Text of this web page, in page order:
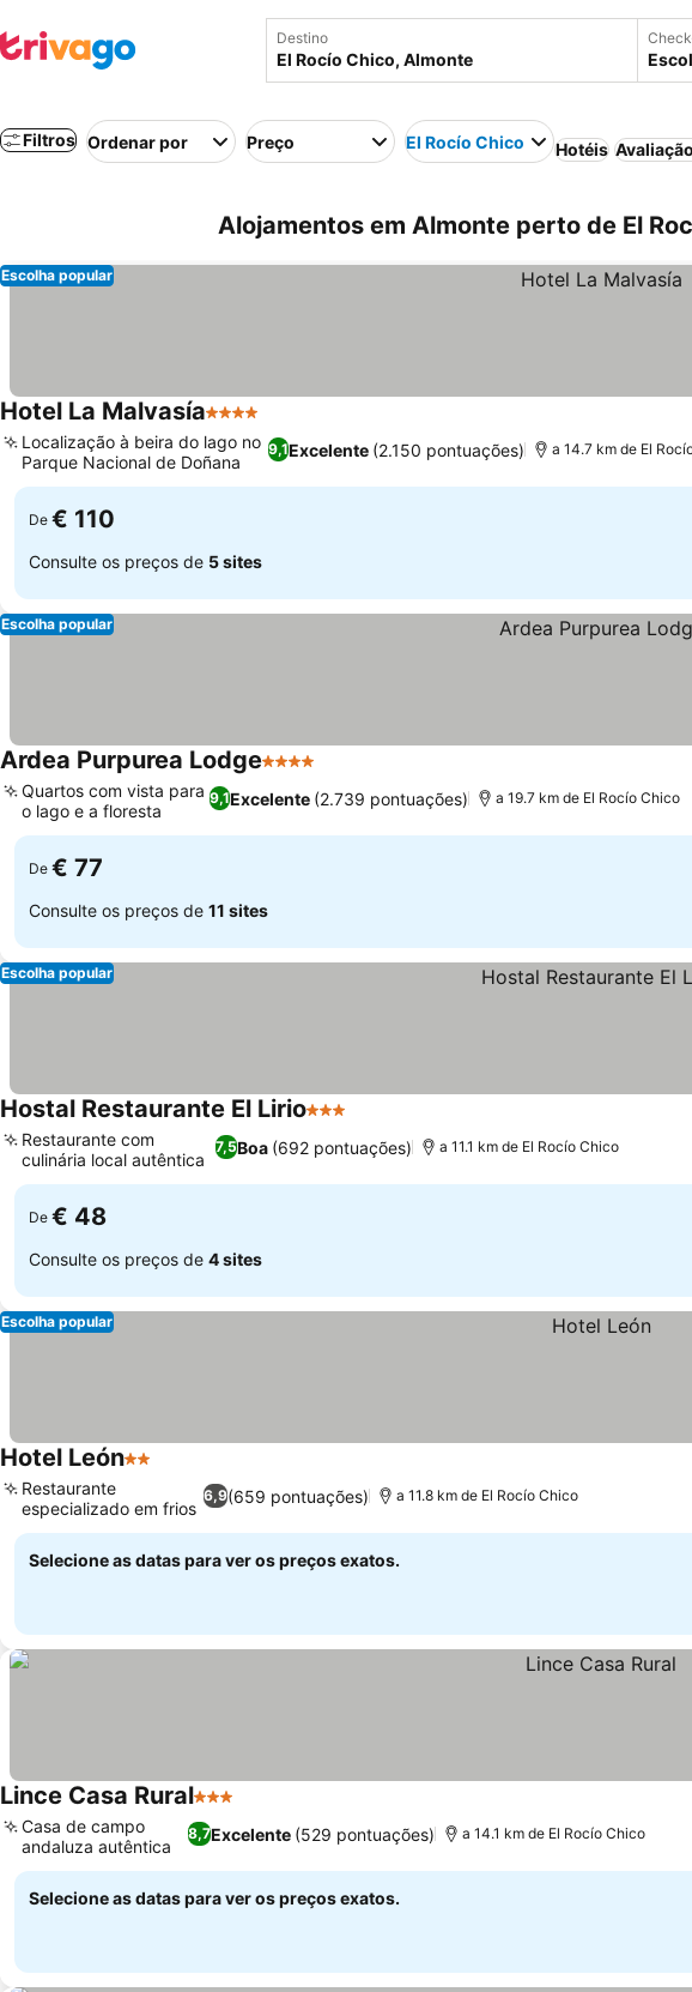
Destino
Filtros Ordenar por Preço El Rocío Chico Hotéis
Alojamentos em Almonte perto de El
Escolha popular
Hotel La Malvasía4 Estrelas
9,1Excelente (2.150 pontuações)
Localização à beira do lago no
Parque Nacional de Doñana
a 14.7 km de El
De € 110
Consulte os preços de 5 sites
Escolha popular
Ardea Purpurea Lodge4 Estrelas
9,1Excelente (2.739 pontuações)
Quartos com vista para
o lago e a floresta
a 19.7 km de El Rocío Chico
De € 77
Consulte os preços de 11 sites
Escolha popular
Hostal Restaurante El Lirio3 Estrelas
7,5Boa (692 pontuações)
Restaurante com
culinária local autêntica
a 11.1 km de El Rocío Chico
De € 48
Consulte os preços de 4 sites
Escolha popular
Hotel León2 Estrelas
6,9(659 pontuações)
Restaurante
especializado em frios
a 11.8 km de El Rocío Chico
Selecione as datas para ver os preços exatos.
Lince Casa Rural3 Estrelas
8,7Excelente (529 pontuações)
Casa de campo
andaluza autêntica
a 14.1 km de El Rocío Chico
Selecione as datas para ver os preços exatos.